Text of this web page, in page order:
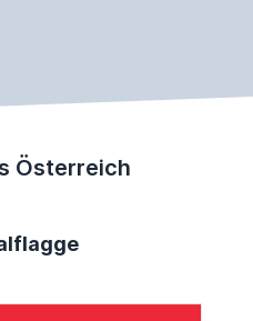
Österreich